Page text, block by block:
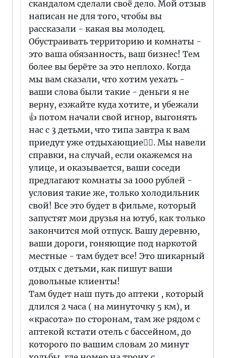
скандалом сделали своё дело. Мой отзыв
написан не для того, чтобы вы
рассказали - какая вы молодец.
Обустраивать территорию и комнаты -
это ваша обязанность, ваш бизнес! Тем
более вы берёте за это неплохо. Когда
мы вам сказали, что хотим уехать -
ваши слова были такие - деньги я не
верну, езжайте куда хотите, и убежали
👍 потом начали свой игнор, выгонять
нас с 3 детьми, что типа завтра к вам
приедут уже отдыхающие🤦‍♀️. Мы навели
справки, на случай, если окажемся на
улице, и оказывается, ваши соседи
предлагают комнаты за 1000 рублей -
условия такие же, только холодильник
свой! Все это будет в фильме, который
запустят мои друзья на ютуб, как только
закончится мой отпуск. Вашу деревню,
ваши дороги, гоняющие под наркотой
местные - там будет все! Это шикарный
отдых с детьми, как пишут ваши
довольные клиенты!
Там будет наш путь до аптеки , который
длился 2 часа ( на минуточку 5 км), и
«красота» по сторонам, там же рядом с
аптекой кстати отель с бассейном, до
которого по вашим словам 20 минут